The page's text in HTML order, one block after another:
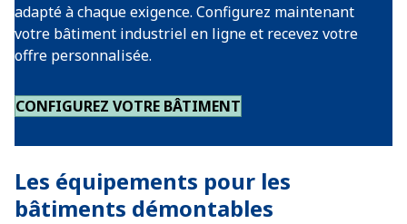
adapté à chaque exigence. Configurez maintenant
votre bâtiment industriel en ligne et recevez votre
offre personnalisée.
CONFIGUREZ VOTRE BÂTIMENT
Les équipements pour les
bâtiments démontables